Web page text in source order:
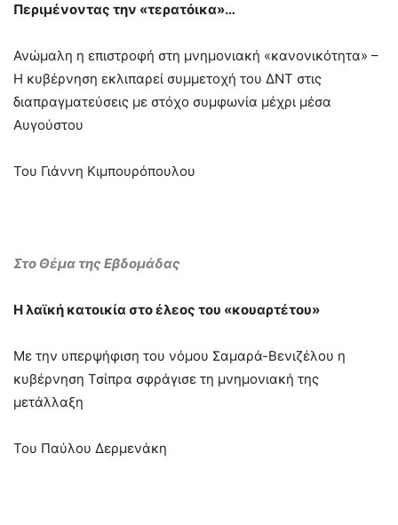
Περιμένοντας την «τερατόικα»…
Ανώμαλη η επιστροφή στη μνημονιακή «κανονικότητα» –
Η κυβέρνηση εκλιπαρεί συμμετοχή του ΔΝΤ στις
διαπραγματεύσεις με στόχο συμφωνία μέχρι μέσα
Αυγούστου
Του Γιάννη Κιμπουρόπουλου
Στο Θέμα της Εβδομάδας
Η λαϊκή κατοικία στο έλεος του «κουαρτέτου»
Με την υπερψήφιση του νόμου Σαμαρά-Βενιζέλου η
κυβέρνηση Τσίπρα σφράγισε τη μνημονιακή της
μετάλλαξη
Του Παύλου Δερμενάκη